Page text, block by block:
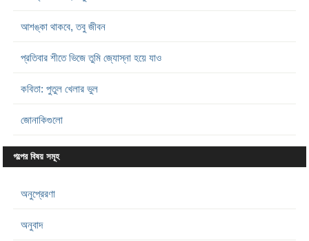
আশঙ্কা থাকবে, তবু জীবন
প্রতিবার শীতে ভিজে তুমি জ্যোস্না হয়ে যাও
কবিতা: পুতুল খেলার ভুল
জোনাকিগুলো
গল্পের বিষয় সমূহ
অনুপ্রেরণা
অনুবাদ